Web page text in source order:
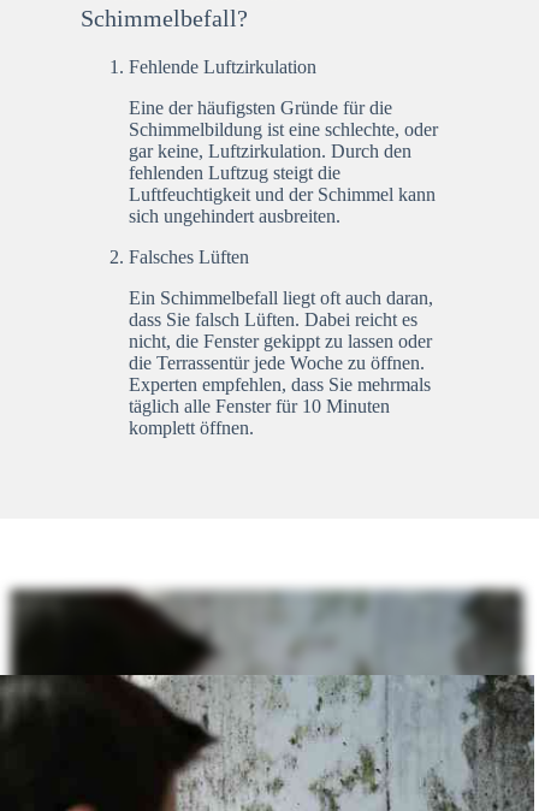
Schimmelbefall?
Fehlende Luftzirkulation
Eine der häufigsten Gründe für die
Schimmelbildung ist eine schlechte, oder
gar keine, Luftzirkulation. Durch den
fehlenden Luftzug steigt die
Luftfeuchtigkeit und der Schimmel kann
sich ungehindert ausbreiten.
Falsches Lüften
Ein Schimmelbefall liegt oft auch daran,
dass Sie falsch Lüften. Dabei reicht es
nicht, die Fenster gekippt zu lassen oder
die Terrassentür jede Woche zu öffnen.
Experten empfehlen, dass Sie mehrmals
täglich alle Fenster für 10 Minuten
komplett öffnen.